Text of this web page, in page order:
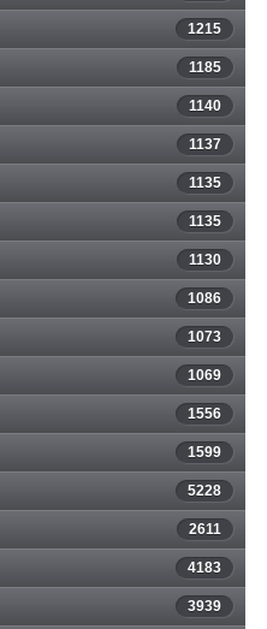
1215
1185
1140
1137
1135
1135
1130
1086
1073
1069
1556
1599
5228
2611
4183
3939